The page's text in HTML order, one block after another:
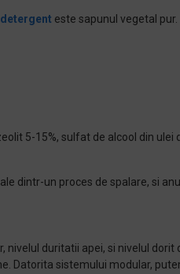
detergent este sapunul vegetal
5-15%, sulfat de alcool din
dintr-un proces de spalare, si
duritatii apei, si nivelul dorit
Datorita sistemului modular,